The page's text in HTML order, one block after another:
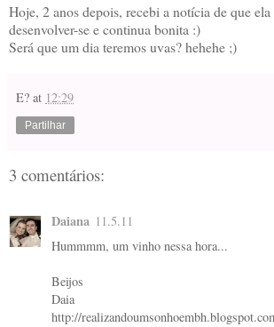
Hoje, 2 anos depois, recebi a notícia de que
desenvolver-se e continua bonita :)
Será que um dia teremos uvas? hehehe ;)
E? at 12:29
Partilhar
3 comentários:
Daiana 11.5.11
Hummmm, um vinho nessa hora...
Beijos
Daia
http://